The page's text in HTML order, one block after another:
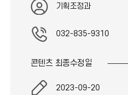
기획조정과
032-835-9310
콘텐츠 최종수정일
2023-09-20